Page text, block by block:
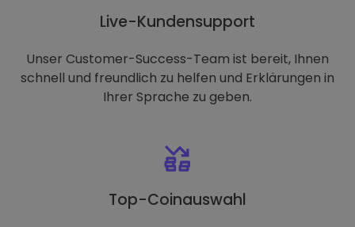
Live-Kundensupport
Unser Customer-Success-Team ist bereit, Ihnen
schnell und freundlich zu helfen und Erklärungen in
Ihrer Sprache zu geben.
Top-Coinauswahl